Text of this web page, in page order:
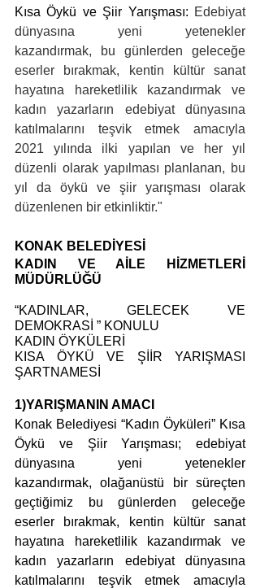
Kısa Öykü ve Şiir Yarışması: Edebiyat
dünyasına yeni yetenekler
kazandırmak, bu günlerden geleceğe
eserler bırakmak, kentin kültür sanat
hayatına hareketlilik kazandırmak ve
kadın yazarların edebiyat dünyasına
katılmalarını teşvik etmek amacıyla
2021 yılında ilki yapılan ve her yıl
düzenli olarak yapılması planlanan, bu
yıl da öykü ve şiir yarışması olarak
düzenlenen bir etkinliktir."
KONAK BELEDİYESİ
KADIN VE AİLE HİZMETLERİ
MÜDÜRLÜĞÜ
“KADINLAR, GELECEK VE
DEMOKRASİ ” KONULU
KADIN ÖYKÜLERİ
KISA ÖYKÜ VE ŞİİR YARIŞMASI
ŞARTNAMESİ
1)YARIŞMANIN AMACI
Konak Belediyesi “Kadın Öyküleri” Kısa
Öykü ve Şiir Yarışması; edebiyat
dünyasına yeni yetenekler
kazandırmak, olağanüstü bir süreçten
geçtiğimiz bu günlerden geleceğe
eserler bırakmak, kentin kültür sanat
hayatına hareketlilik kazandırmak ve
kadın yazarların edebiyat dünyasına
katılmalarını teşvik etmek amacıyla